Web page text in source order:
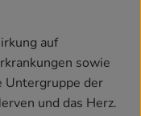
auf
sowie
Untergruppe der
und das Herz.